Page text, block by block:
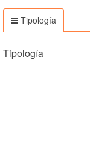
Tipología
Tipología